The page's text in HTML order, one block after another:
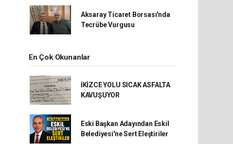
Aksaray Ticaret Borsası'nda
Tecrübe Vurgusu
En Çok Okunanlar
İKİZCE YOLU SICAK ASFALTA
KAVUŞUYOR
Eski Başkan Adayından Eskil
Belediyesi'ne Sert Eleştiriler